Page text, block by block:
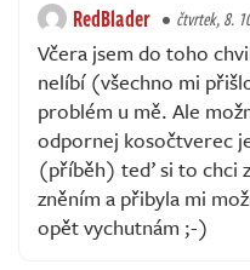
RedBlader čtvrtek, 8.
Včera jsem do toho
nelíbí (všechno mi
problém u mě. Ale
odpornej kosočtverec
(příběh) teď si to chci
zněním a přibyla mi
opět vychutnám ;-)